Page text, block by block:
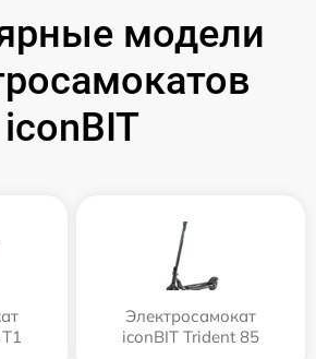
модели
iconBIT
Электросамокат
iconBIT Trident 85